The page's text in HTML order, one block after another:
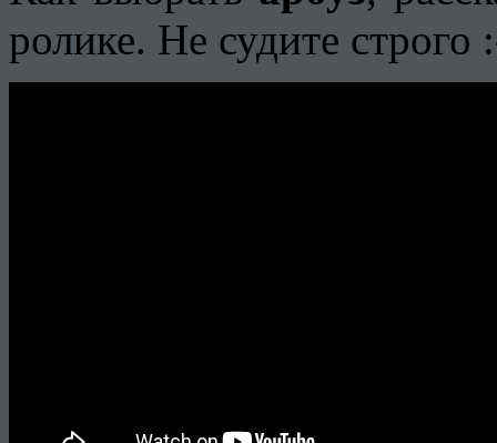
ролике. Не судите строго